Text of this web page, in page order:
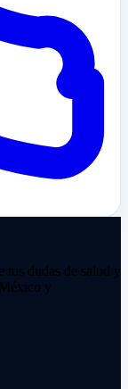
tus dudas de salud y
y